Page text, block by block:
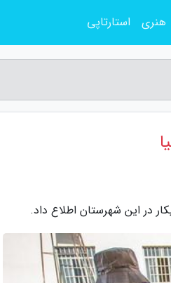
هنری استارتاپی